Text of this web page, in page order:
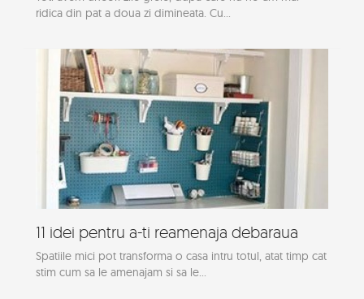
ridica din pat a doua zi dimineata. Cu...
11 idei pentru a-ti reamenaja debaraua
Spatiile mici pot transforma o casa intru totul, atat timp cat
stim cum sa le amenajam si sa le...